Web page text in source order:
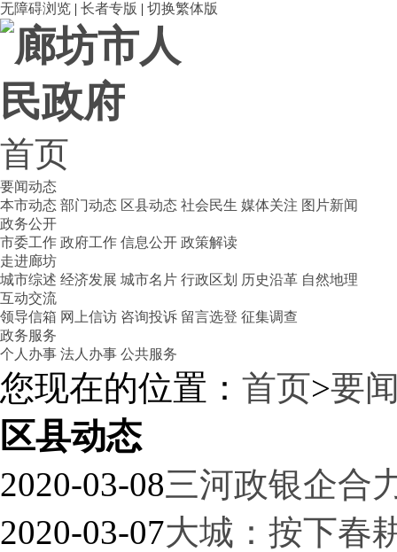
无障碍浏览 | 长者专版 | 切换繁体版
首页
要闻动态
本市动态 部门动态 区县动态 社会民生 媒体关注 图片新闻
政务公开
市委工作 政府工作 信息公开 政策解读
走进廊坊
城市综述 经济发展 城市名片 行政区划 历史沿革 自然地理
互动交流
领导信箱 网上信访 咨询投诉 留言选登 征集调查
政务服务
个人办事 法人办事 公共服务
您现在的位置： 首页>要
区县动态
2020-03-08三河政银企合
2020-03-07大城：按下春